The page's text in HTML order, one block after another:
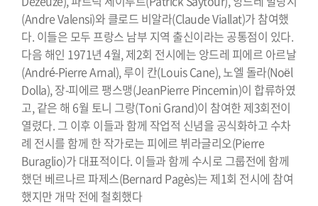
(Andre Valensi)와 클로드 비알라(Claude Viallat)가 참여했
다. 이들은 모두 프랑스 남부 지역 출신이라는 공통점이 있다.
다음 해인 1971년 4월, 제2회 전시에는 앙드레 피에르 아르날
(André-Pierre Arnal), 루이 칸(Louis Cane), 노엘 돌라(Noël
Dolla), 장-피에르 팽스맹(JeanPierre Pincemin)이 합류하였
고, 같은 해 6월 토니 그랑(Toni Grand)이 참여한 제3회전이
열렸다. 그 이후 이들과 함께 작업적 신념을 공식화하고 수차
례 전시를 함께 한 작가로는 피에르 뷔라글리오(Pierre
Buraglio)가 대표적이다. 이들과 함께 수시로 그룹전에 함께
했던 베르나르 파제스(Bernard Pagès)는 제1회 전시에 참여
했지만 개막 전에 철회했다